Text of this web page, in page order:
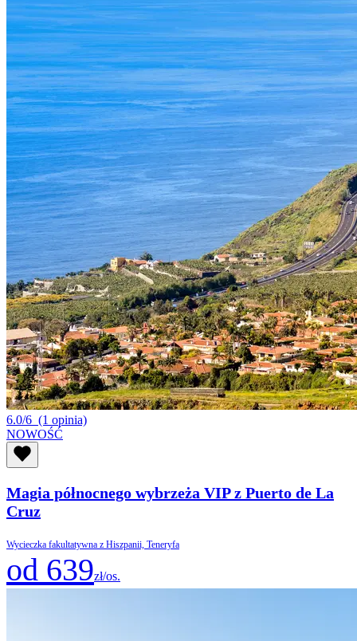
6.0/6 (1 opinia)
NOWOŚĆ
Magia północnego wybrzeża VIP z Puerto de La
Cruz
Wycieczka fakultatywna z Hiszpanii, Teneryfa
od 639zł/os.